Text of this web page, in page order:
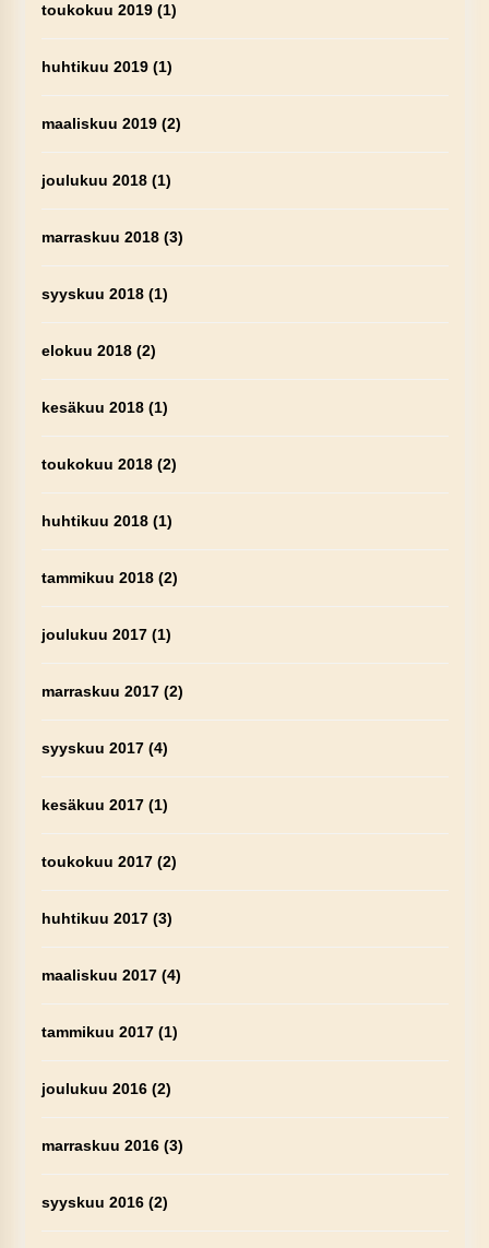
toukokuu 2019(1)
huhtikuu 2019(1)
maaliskuu 2019(2)
joulukuu 2018(1)
marraskuu 2018(3)
syyskuu 2018(1)
elokuu 2018(2)
kesäkuu 2018(1)
toukokuu 2018(2)
huhtikuu 2018(1)
tammikuu 2018(2)
joulukuu 2017(1)
marraskuu 2017(2)
syyskuu 2017(4)
kesäkuu 2017(1)
toukokuu 2017(2)
huhtikuu 2017(3)
maaliskuu 2017(4)
tammikuu 2017(1)
joulukuu 2016(2)
marraskuu 2016(3)
syyskuu 2016(2)